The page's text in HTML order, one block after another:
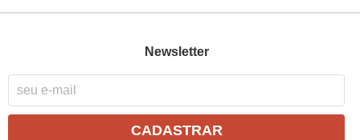
Newsletter
CADASTRAR